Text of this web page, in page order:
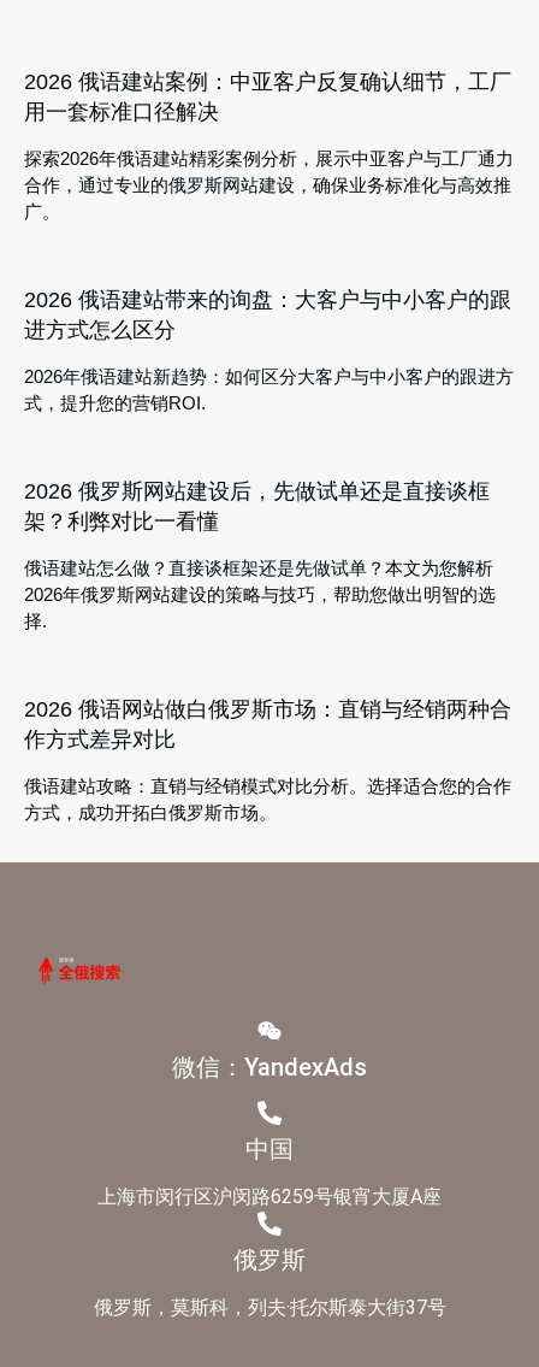
2026 俄语建站案例：中亚客户反复确认细节，工厂
用一套标准口径解决
探索2026年俄语建站精彩案例分析，展示中亚客户与工厂通力
合作，通过专业的俄罗斯网站建设，确保业务标准化与高效推
广。
2026 俄语建站带来的询盘：大客户与中小客户的跟
进方式怎么区分
2026年俄语建站新趋势：如何区分大客户与中小客户的跟进方
式，提升您的营销ROI.
2026 俄罗斯网站建设后，先做试单还是直接谈框
架？利弊对比一看懂
俄语建站怎么做？直接谈框架还是先做试单？本文为您解析
2026年俄罗斯网站建设的策略与技巧，帮助您做出明智的选
择.
2026 俄语网站做白俄罗斯市场：直销与经销两种合
作方式差异对比
俄语建站攻略：直销与经销模式对比分析。选择适合您的合作
方式，成功开拓白俄罗斯市场。
微信：YandexAds
中国
上海市闵行区沪闵路6259号银宵大厦A座
俄罗斯
俄罗斯，莫斯科，列夫·托尔斯泰大街37号